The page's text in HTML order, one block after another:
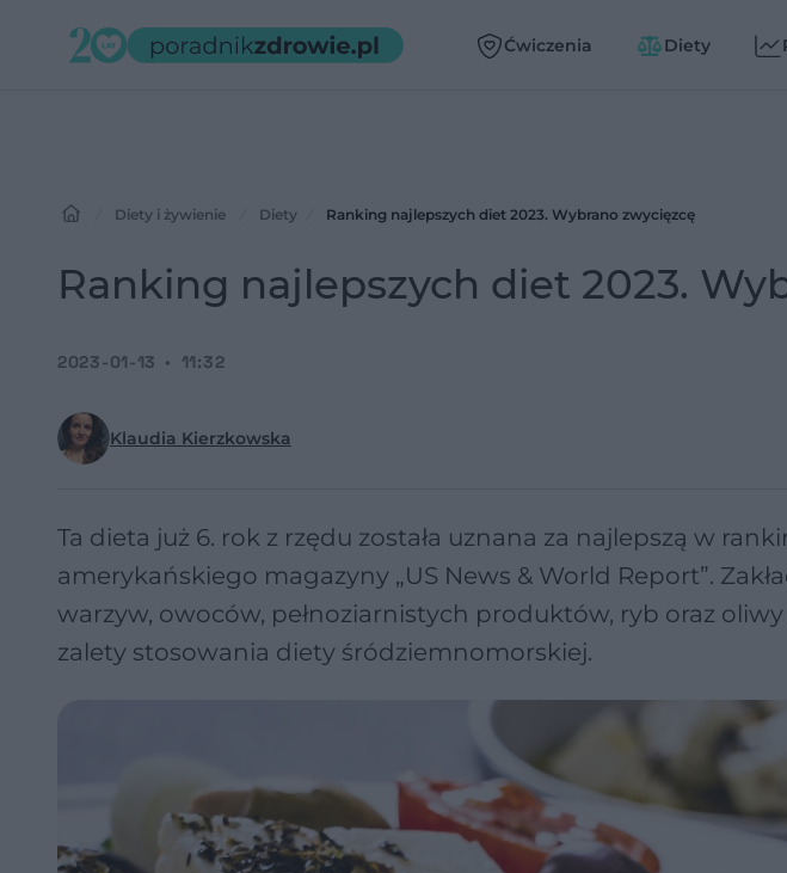
Ćwiczenia Diety
Diety i żywienie Diety Ranking najlepszych diet 2023. Wybrano zwycięzcę
Ranking najlepszych diet 2023.
Klaudia Kierzkowska
2023-01-13 11:32
Ta dieta już 6. rok z rzędu została uznana za najlepszą w
amerykańskiego magazyny „US News & World Report”.
warzyw, owoców, pełnoziarnistych produktów, ryb oraz oliwy
zalety stosowania diety śródziemnomorskiej.